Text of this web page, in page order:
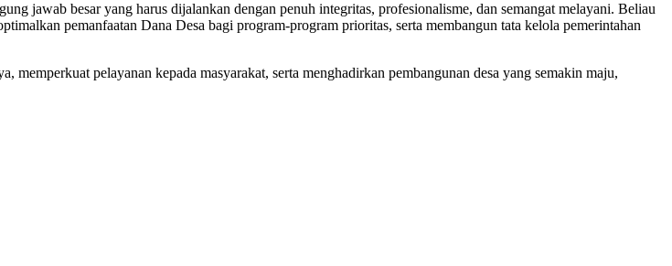
jawab besar yang harus dijalankan dengan penuh integritas, profesionalisme, dan semangat melayani. Beliau
pemanfaatan Dana Desa bagi program-program prioritas, serta membangun tata kelola pemerintahan
memperkuat pelayanan kepada masyarakat, serta menghadirkan pembangunan desa yang semakin maju,